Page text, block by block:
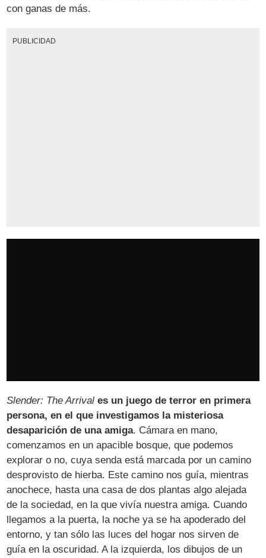
con ganas de más.
PUBLICIDAD
Slender: The Arrival es un juego de terror en primera
persona, en el que investigamos la misteriosa
desaparición de una amiga. Cámara en mano,
comenzamos en un apacible bosque, que podemos
explorar o no, cuya senda está marcada por un camino
desprovisto de hierba. Este camino nos guía, mientras
anochece, hasta una casa de dos plantas algo alejada
de la sociedad, en la que vivía nuestra amiga. Cuando
llegamos a la puerta, la noche ya se ha apoderado del
entorno, y tan sólo las luces del hogar nos sirven de
guía en la oscuridad. A la izquierda, los dibujos de un